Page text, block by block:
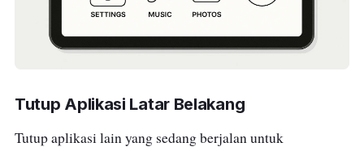
Tutup Aplikasi Latar Belakang
Tutup aplikasi lain yang sedang berjalan untuk